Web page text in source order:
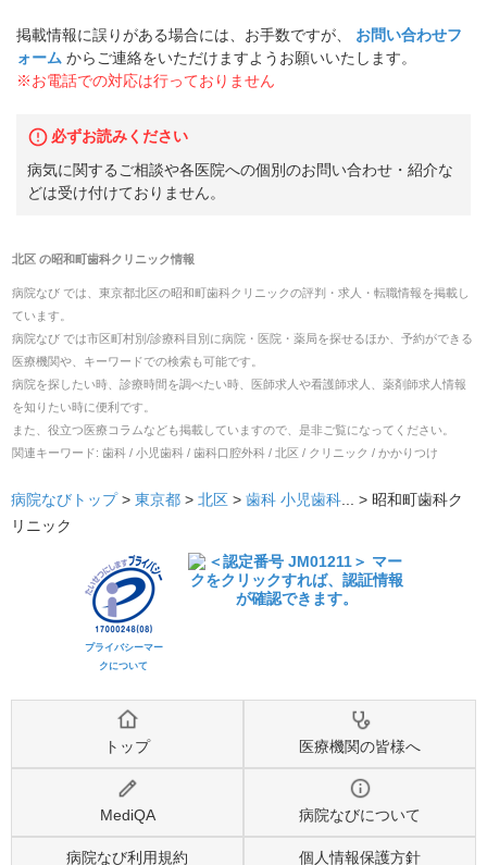
掲載情報に誤りがある場合には、お手数ですが、
お問い合わせフ
ォーム からご連絡をいただけますようお願いいたします。
※お電話での対応は行っておりません
必ずお読みください
病気に関するご相談や各医院への個別のお問い合わせ・紹介な
どは受け付けておりません。
北区の昭和町歯科クリニック情報
病院なび では、 東京都北区の昭和町歯科クリニックの評判・求人・転職情報を掲載し
ています。
病院なび では市区町村別/診療科目別に病院・医院・薬局を探せるほか、予約ができる
医療機関や、キーワードでの検索も可能です。
病院を探したい時、診療時間を調べたい時、医師求人や看護師求人、薬剤師求人情報
を知りたい時に便利です。
また、役立つ医療コラムなども掲載していますので、是非ご覧になってください。
関連キーワード: 歯科 / 小児歯科 / 歯科口腔外科 / 北区 / クリニック / かかりつけ
病院なびトップ > 東京都 > 北区 > 歯科 小児歯科... > 昭和町歯科ク
リニック
プライバシーマー
クについて
トップ 医療機関の皆様へ
MediQA 病院なびについて
病院なび利用規約 個人情報保護方針